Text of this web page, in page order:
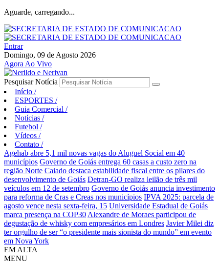
Aguarde, carregando...
Entrar
Domingo, 09 de Agosto 2026
Agora Ao Vivo
Pesquisar Notícia
Início /
ESPORTES /
Guia Comercial /
Notícias /
Futebol /
Vídeos /
Contato /
Agehab abre 5,1 mil novas vagas do Aluguel Social em 40
municípios Governo de Goiás entrega 60 casas a custo zero na
região Norte Caiado destaca estabilidade fiscal entre os pilares do
desenvolvimento de Goiás Detran-GO realiza leilão de três mil
veículos em 12 de setembro Governo de Goiás anuncia investimento
para reforma de Cras e Creas nos municípios IPVA 2025: parcela de
agosto vence nesta sexta-feira, 15 Universidade Estadual de Goiás
marca presença na COP30 Alexandre de Moraes participou de
degustação de whisky com empresários em Londres Javier Milei diz
ter orgulho de ser “o presidente mais sionista do mundo” em evento
em Nova York
EM ALTA
MENU